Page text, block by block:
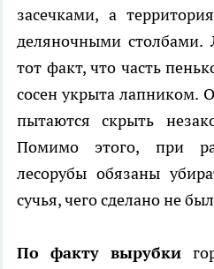
засечками, а
деляночными столбами.
тот факт, что часть
сосен укрыта лапником.
пытаются скрыть
Помимо этого, при
лесорубы обязаны
сучья, чего сделано не
По факту вырубки